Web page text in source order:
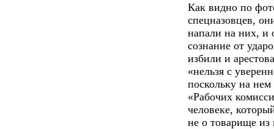
Как видно по
спецназовцев,
напали на них, и
сознание от
избили и
«нельзя с
поскольку на
«Рабочих
человеке,
не о товарище